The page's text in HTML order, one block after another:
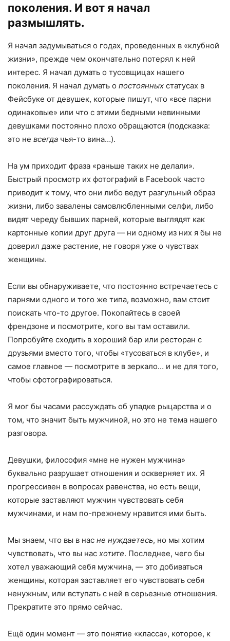
поколения. И вот я начал
размышлять.
Я начал задумываться о годах, проведенных в «клубной
жизни», прежде чем окончательно потерял к ней
интерес. Я начал думать о тусовщицах нашего
поколения. Я начал думать о постоянных статусах в
Фейсбуке от девушек, которые пишут, что «все парни
одинаковые» или что с этими бедными невинными
девушками постоянно плохо обращаются (подсказка:
это не всегда чья-то вина…).
На ум приходит фраза «раньше таких не делали».
Быстрый просмотр их фотографий в Facebook часто
приводит к тому, что они либо ведут разгульный образ
жизни, либо завалены самовлюбленными селфи, либо
видят череду бывших парней, которые выглядят как
картонные копии друг друга — ни одному из них я бы не
доверил даже растение, не говоря уже о чувствах
женщины.
Если вы обнаруживаете, что постоянно встречаетесь с
парнями одного и того же типа, возможно, вам стоит
поискать что-то другое. Покопайтесь в своей
френдзоне и посмотрите, кого вы там оставили.
Попробуйте сходить в хороший бар или ресторан с
друзьями вместо того, чтобы «тусоваться в клубе», и
самое главное — посмотрите в зеркало… и не для того,
чтобы сфотографироваться.
Я мог бы часами рассуждать об упадке рыцарства и о
том, что значит быть мужчиной, но это не тема нашего
разговора.
Девушки, философия «мне не нужен мужчина»
буквально разрушает отношения и оскверняет их. Я
прогрессивен в вопросах равенства, но есть вещи,
которые заставляют мужчин чувствовать себя
мужчинами, и нам по-прежнему нравится ими быть.
Мы знаем, что вы в нас не нуждаетесь, но мы хотим
чувствовать, что вы нас хотите. Последнее, чего бы
хотел уважающий себя мужчина, — это добиваться
женщины, которая заставляет его чувствовать себя
ненужным, или вступать с ней в серьезные отношения.
Прекратите это прямо сейчас.
Ещё один момент — это понятие «класса», которое, к